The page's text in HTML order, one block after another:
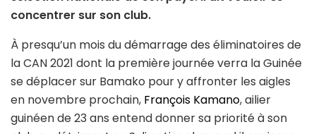
concentrer sur son club.
À presqu’un mois du démarrage des éliminatoires de
la CAN 2021 dont la première journée verra la Guinée
se déplacer sur Bamako pour y affronter les aigles
en novembre prochain, François Kamano, ailier
guinéen de 23 ans entend donner sa priorité à son